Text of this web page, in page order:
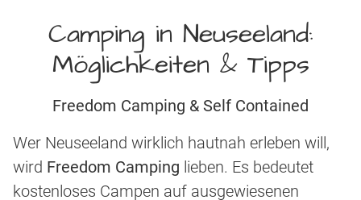
Camping in Neuseeland:
Möglichkeiten & Tipps
Freedom Camping & Self Contained
Wer Neuseeland wirklich hautnah erleben will,
wird Freedom Camping lieben. Es bedeutet
kostenloses Campen auf ausgewiesenen